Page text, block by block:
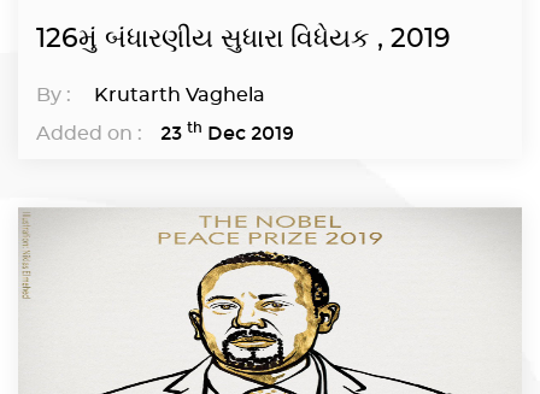
126મું બંધારણીય સુધારા વિધેયક , 2019
By :
Krutarth Vaghela
Added on :
23 th Dec 2019